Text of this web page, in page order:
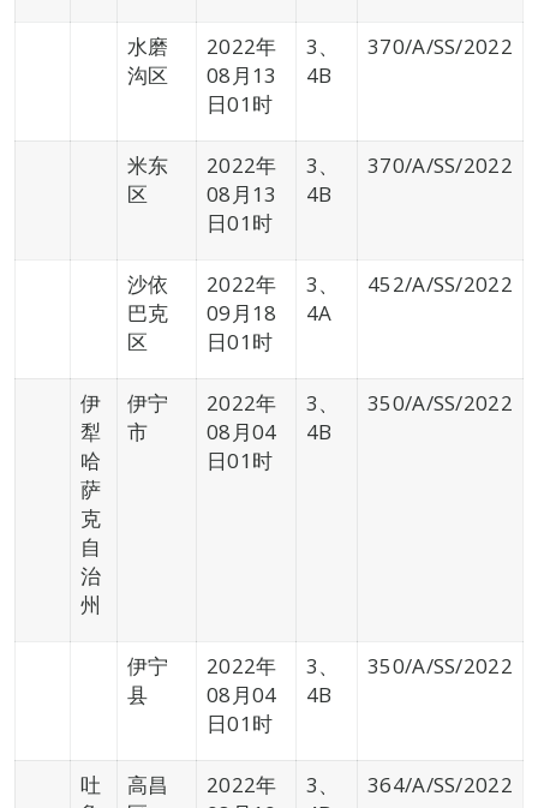
水磨
沟区
2022年
08月13
日01时
3、
4B
370/A/SS/2022
米东
区
2022年
08月13
日01时
3、
4B
370/A/SS/2022
沙依
巴克
区
2022年
09月18
日01时
3、
4A
452/A/SS/2022
伊
犁
哈
萨
克
自
治
州
伊宁
市
2022年
08月04
日01时
3、
4B
350/A/SS/2022
伊宁
县
2022年
08月04
日01时
3、
4B
350/A/SS/2022
吐
高昌
2022年
3、
364/A/SS/2022